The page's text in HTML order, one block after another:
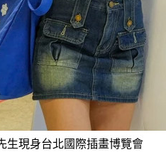
生現身台北國際插畫博覽會